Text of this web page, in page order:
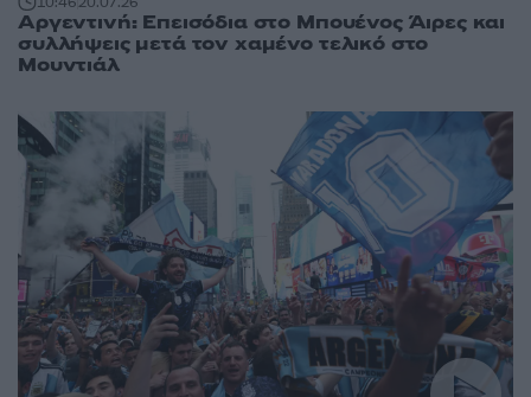
Αργεντινή: Επεισόδια στο Μπουένος Άιρες και
συλλήψεις μετά τον χαμένο τελικό στο
Μουντιάλ